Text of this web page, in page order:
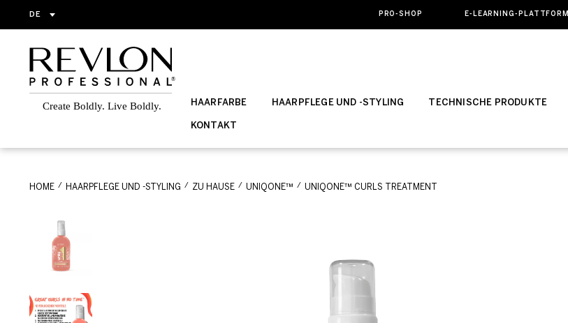
DE PRO-SHOP E-LEARNING-PLATTFORM
HAARFARBE HAARPFLEGE UND -STYLING TECHNISCHE PRODUKTE
KONTAKT
HOME HAARPFLEGE UND -STYLING ZU HAUSE UNIQONE™ UNIQONE™ CURLS TREATMENT